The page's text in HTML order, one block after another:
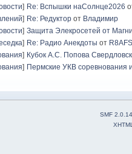
] Re: Вспышки наСолнце2026
] Re: Редуктор от Владимир
] Защита Элекросетей от
] Re: Радио Анекдоты от R8AFS
] Кубок А.С. Попова
] Пермские УКВ соревнования
SMF 2.0.14